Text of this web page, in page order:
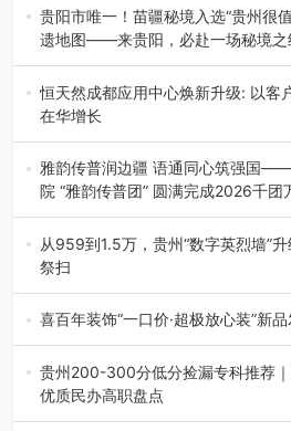
贵阳市唯一！苗疆秘境入选“贵州很
遗地图——来贵阳，必赴一场秘境之
2026年7月21日，2026年“贵州很值
地”（贵州站）主题…
恒天然成都应用中心焕新升级: 以客
在华增长
融合全球研发实力与本土洞察，深
场创新发展 （7月27日，成…
雅韵传普润边疆 语通同心筑强国
院 “雅韵传普团” 圆满完成2026千团
为扎实推进2026“千团万人推普强国
践，牢牢紧扣 “雅韵传普…
从959到1.5万，贵州“数字英烈墙”
祭扫
八一建军节到来之际，由贵州省退
市退役军人事务局联合贵州广电…
喜百年装饰“一口价·超极放心装”新
2026年7月31日，喜百年装饰“一口
会在贵阳隆重举行。…
贵州200-300分低分捡漏专科推荐
优质民办高职盘点
在贵州省高考志愿填报体系中，